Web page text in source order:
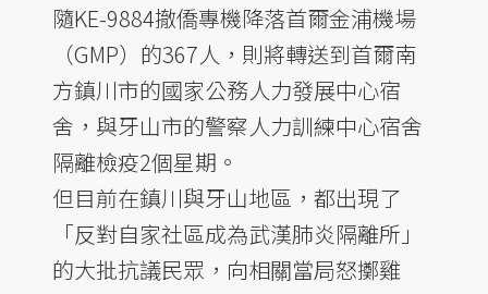
隨KE-9884撤僑專機降落首爾金浦機場
（GMP）的367人，則將轉送到首爾南
方鎮川市的國家公務人力發展中心宿
舍，與牙山市的警察人力訓練中心宿舍
隔離檢疫2個星期。
但目前在鎮川與牙山地區，都出現了
「反對自家社區成為武漢肺炎隔離所」
的大批抗議民眾，向相關當局怒擲雞